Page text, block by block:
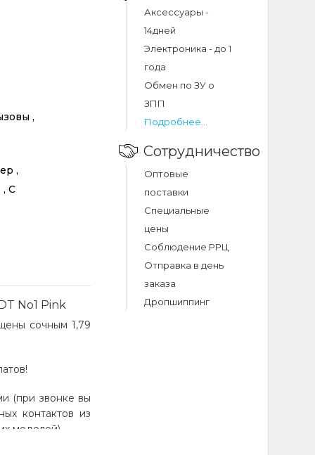
,
,
, С
No1 Pink
сочным 1,79
(при звонке вы
контактов из
моделей).
Аксессуары -
14дней
Электроника - до 1
года
Обмен по ЗУ о
ЗПП
Подробнее...
Сотрудничество
Оптовые
поставки
Специальные
цены
Соблюдение РРЦ
Отправка в день
заказа
Дропшиппинг